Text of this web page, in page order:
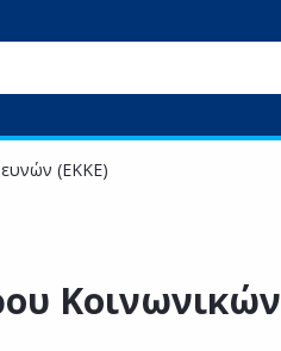
(ΕΚΚΕ)
Κοινωνικών